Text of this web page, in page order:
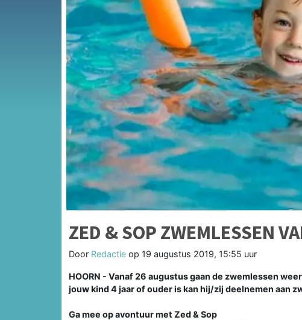
ZED & SOP ZWEMLESSEN
Door Redactie op 19 augustus 2019, 15:55 uur
HOORN - Vanaf 26 augustus gaan de zwemlessen
jouw kind 4 jaar of ouder is kan hij/zij deelnemen aan
Ga mee op avontuur met Zed & Sop